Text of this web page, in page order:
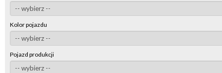
Kolor pojazdu
Pojazd produkcji